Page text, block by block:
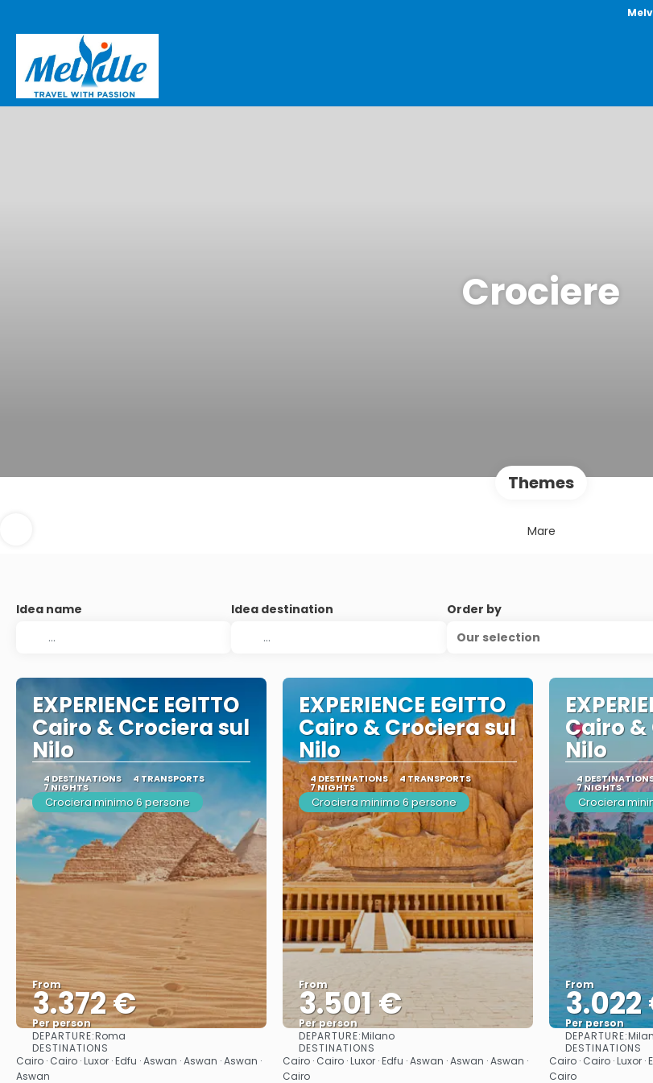
Crociere
Themes
Mare
Idea name Idea destination
Order by
Our selection
EXPERIENCE EGITTO
Cairo & Crociera sul
Nilo
4 DESTINATIONS 4 TRANSPORTS
7 NIGHTS
Crociera minimo 6 persone
From
3.372 €
Per person
DEPARTURE:Roma
DESTINATIONS
Cairo · Cairo · Luxor · Edfu · Aswan · Aswan · Aswan ·
Aswan
EXPERIENCE EGITTO
Cairo & Crociera sul
Nilo
4 DESTINATIONS 4 TRANSPORTS
7 NIGHTS
Crociera minimo 6 persone
From
3.501 €
Per person
DEPARTURE:Milano
DESTINATIONS
Cairo · Cairo · Luxor · Edfu · Aswan · Aswan · Aswan ·
Cairo
Cairo
Nilo
4
7 NIGHTS
Crociera
From
Per person
DEPARTURE:
DESTINATIONS
Cairo · Cairo · Luxor ·
Cairo